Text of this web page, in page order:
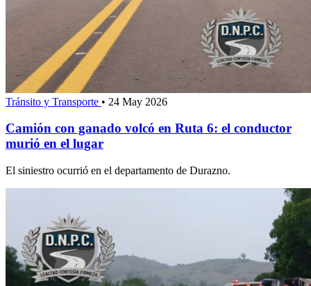
Tránsito y Transporte • 24 May 2026
Camión con ganado volcó en Ruta 6: el conductor
murió en el lugar
El siniestro ocurrió en el departamento de Durazno.